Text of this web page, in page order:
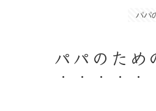
パパ
パパのため